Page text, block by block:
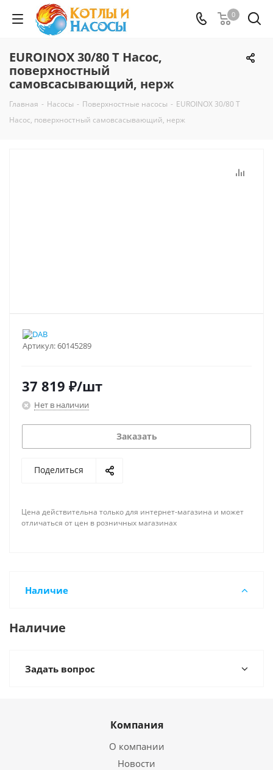
0
EUROINOX 30/80 T Насос,
поверхностный
самовсасывающий, нерж
Главная - Насосы - Поверхностные насосы - EUROINOX 30/80 T
Насос, поверхностный самовсасывающий, нерж
Артикул:60145289
37 819 ₽/шт
Нет в наличии
Заказать
Поделиться
Цена действительна только для интернет-магазина и может
отличаться от цен в розничных магазинах
Наличие
Наличие
Задать вопрос
Компания
О компании
Новости